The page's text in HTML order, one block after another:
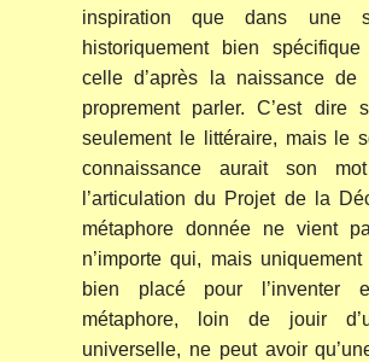
inspiration que dans une
historiquement bien
celle d’après la naissance de
proprement parler. C’est dire
seulement le littéraire, mais le
connaissance aurait son
l’articulation du Projet de la
métaphore donnée ne vient
n’importe qui, mais
bien placé pour l’inventer
métaphore, loin de jouir
universelle, ne peut avoir